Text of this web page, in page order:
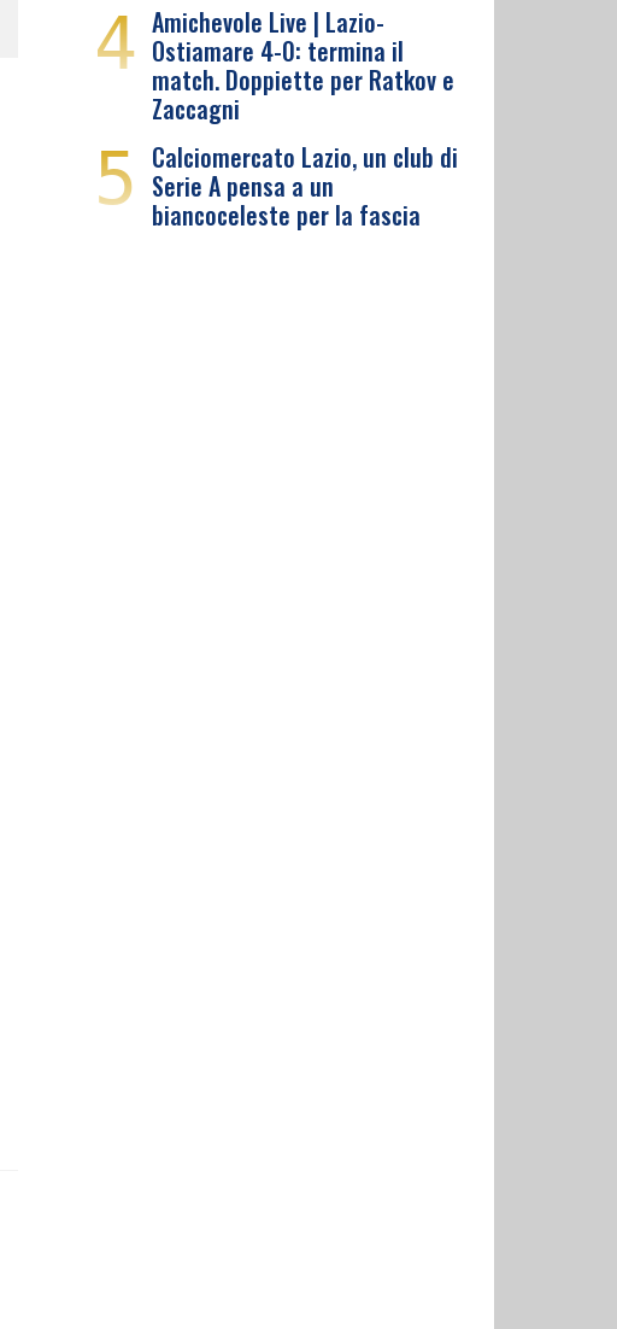
4 Amichevole Live | Lazio-
Ostiamare 4-0: termina il
match. Doppiette per Ratkov e
Zaccagni
5 Calciomercato Lazio, un club di
Serie A pensa a un
biancoceleste per la fascia